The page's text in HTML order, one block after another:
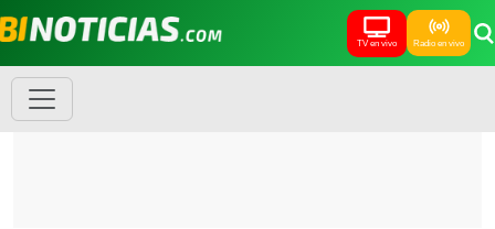
TV en vivo Radio en vivo